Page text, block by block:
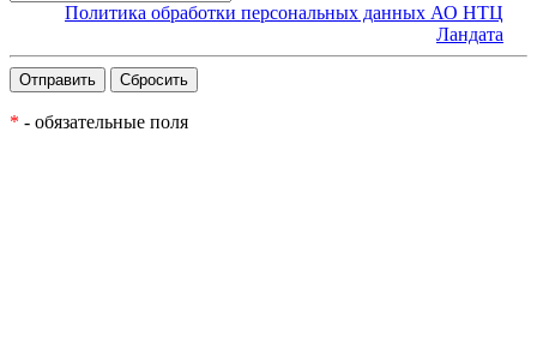
Политика обработки персональных данных АО НТЦ
Ландата
* - обязательные поля